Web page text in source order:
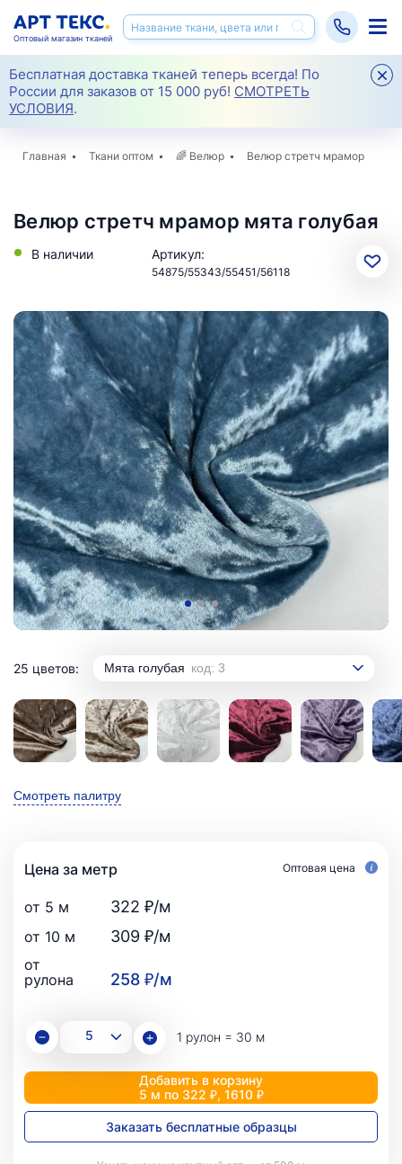
Бесплатная доставка тканей теперь всегда! По
России для заказов от 15 000 руб! СМОТРЕТЬ
УСЛОВИЯ.
Оптовый магазин тканей
Главная Ткани оптом 🌈 Велюр Велюр стретч мрамор
Велюр стретч мрамор мята голубая
В наличии Артикул:
54875/55343/55451/56118
25 цветов: Мята голубая код: 3
Смотреть палитру
Цена за метр Оптовая цена
от 5 м 322 ₽/м
от 10 м 309 ₽/м
от
рулона
258 ₽/м
1 рулон = 30 м
Добавить в корзину
5 м по 322 ₽, 1610 ₽
Заказать бесплатные образцы